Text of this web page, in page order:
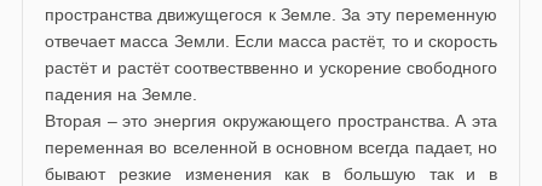
пространства движущегося к Земле. За эту переменную
отвечает масса Земли. Если масса растёт, то и скорость
растёт и растёт соотвестввенно и ускорение свободного
падения на Земле.
Вторая – это энергия окружающего пространства. А эта
переменная во вселенной в основном всегда падает, но
бывают резкие изменения как в большую так и в